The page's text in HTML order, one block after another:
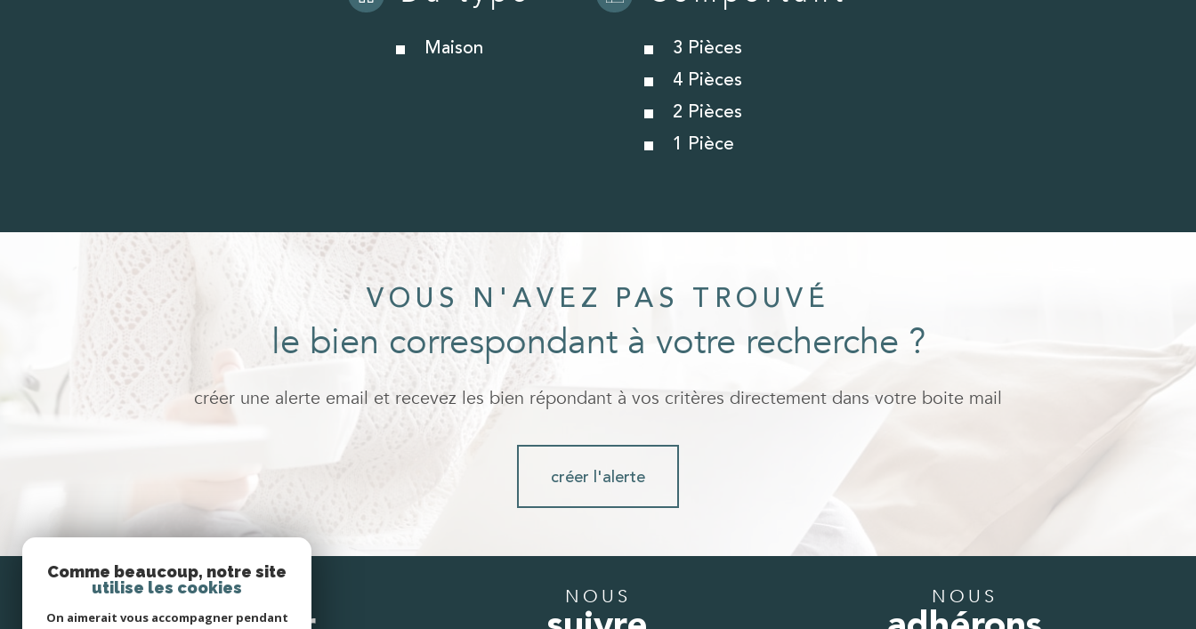
Maison
3 Pièces
4 Pièces
2 Pièces
1 Pièce
VOUS N'AVEZ PAS TROUVÉ
le bien correspondant à votre recherche ?
créer une alerte email et recevez les bien répondant à vos critères directement dans votre boite mail
créer l'alerte
SE NOUS NOUS
Comme beaucoup, notre site
utilise les cookies
On aimerait vous accompagner pendant